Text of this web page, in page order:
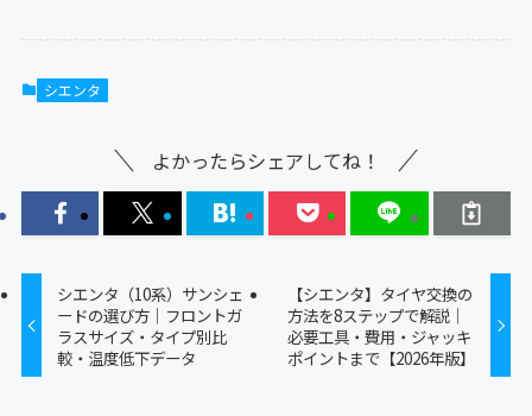
シエンタ
よかったらシェアしてね！
シエンタ（10系）サンシェ
ードの選び方｜フロントガ
ラスサイズ・タイプ別比
較・温度低下データ
【シエンタ】タイヤ交換の
方法を8ステップで解説｜
必要工具・費用・ジャッキ
ポイントまで【2026年版】